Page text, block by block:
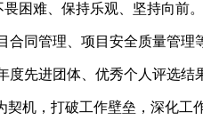
困难、保持乐观、坚持向前。
同管理、项目安全质量管理
度先进团体、优秀个人评选结
机，打破工作壁垒，深化